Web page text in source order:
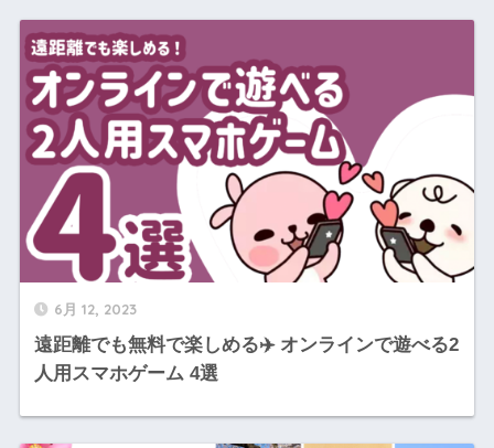
6月 12, 2023
遠距離でも無料で楽しめる✈️ オンラインで遊べる2
人用スマホゲーム 4選